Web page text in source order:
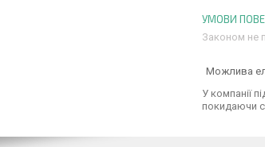
Законом не
У компанії
покидаючи